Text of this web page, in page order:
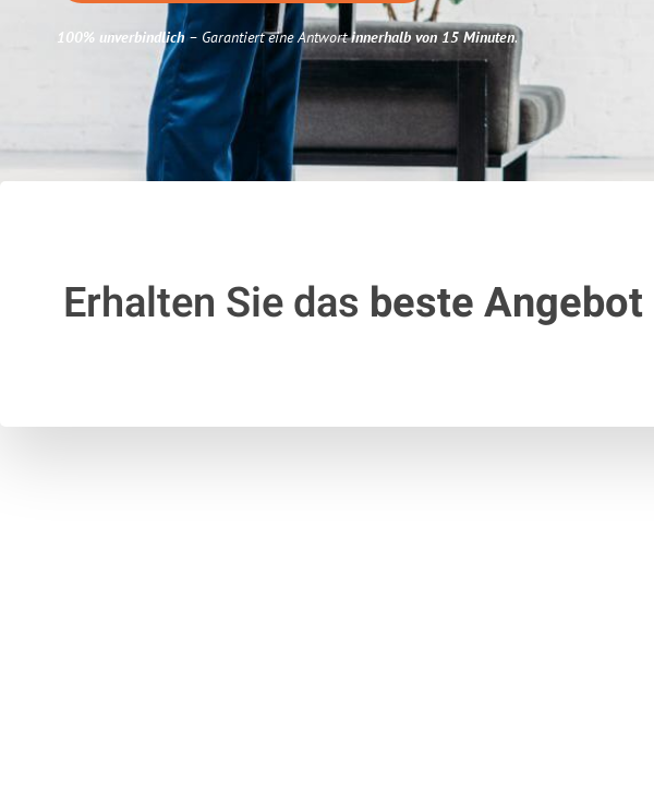
100% unverbindlich– Garantiert eine Antwortinnerhalb von 15 Minuten.
Erhalten Sie das beste Angebot